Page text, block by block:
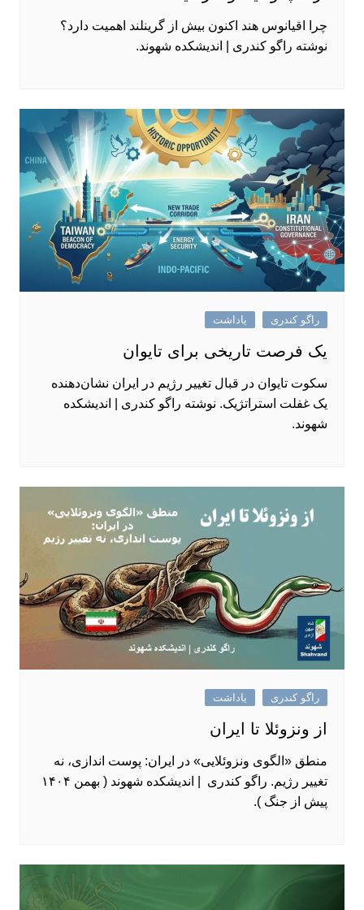
چرا اقیانوس هند اکنون بیش از گرینلند اهمیت دارد؟
نوشته راگو کندری | اندیشکده شهوند.
راگو کندری یاداشت
یک فرصت تاریخی برای تایوان
سکوت تایوان در قبال تغییر رژیم در ایران نشان‌دهنده
یک غفلت استراتژیک. نوشته راگو کندری | اندیشکده
شهوند.
راگو کندری یاداشت
از ونزوئلا تا ایران
منطق «الگوی ونزوئلایی» در ایران: پوست ‌اندازی، نه
تغییر رژیم. راگو کندری | اندیشکده شهوند ( بهمن ۱۴۰۴
پیش از جنگ ).